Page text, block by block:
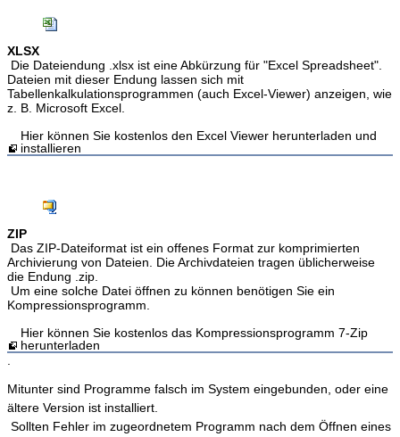
XLSX
Die Dateiendung .xlsx ist eine Abkürzung für "Excel Spreadsheet".
Dateien mit dieser Endung lassen sich mit
Tabellenkalkulationsprogrammen (auch Excel-Viewer) anzeigen, wie
z. B. Microsoft Excel.
Hier können Sie kostenlos den Excel Viewer herunterladen und
installieren
ZIP
Das ZIP-Dateiformat ist ein offenes Format zur komprimierten
Archivierung von Dateien. Die Archivdateien tragen üblicherweise
die Endung .zip.
Um eine solche Datei öffnen zu können benötigen Sie ein
Kompressionsprogramm.
Hier können Sie kostenlos das Kompressionsprogramm 7-Zip
herunterladen
.
Mitunter sind Programme falsch im System eingebunden, oder eine
ältere Version ist installiert.
Sollten Fehler im zugeordnetem Programm nach dem Öffnen eines